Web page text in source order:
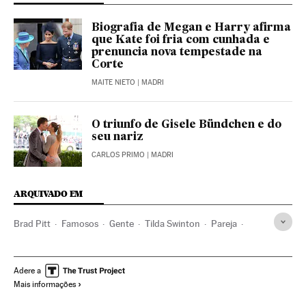
Biografia de Megan e Harry afirma
que Kate foi fria com cunhada e
prenuncia nova tempestade na
Corte
MAITE NIETO | MADRI
O triunfo de Gisele Bündchen e do
seu nariz
CARLOS PRIMO | MADRI
ARQUIVADO EM
Brad Pitt Famosos Gente Tilda Swinton Pareja
Dolly Parton Shirley Maclaine
Anthony Bourdain
Adere a
Mais informações